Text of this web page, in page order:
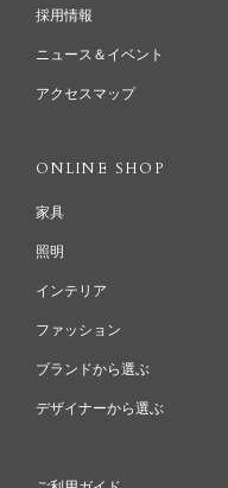
採用情報
ニュース＆イベント
アクセスマップ
ONLINE SHOP
家具
照明
インテリア
ファッション
ブランドから選ぶ
デザイナーから選ぶ